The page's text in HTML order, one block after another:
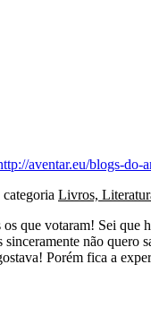
aventar.eu/blogs-do-
categoria Livros,
que votaram! Sei
não
Porém fica a